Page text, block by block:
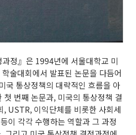
과정』은 1994년에 서울대학교 미
술대회에서 발표된 논문을 다듬어
국 통상정책의 대략적인 흐름을 아
번째 논문과, 미국의 통상정책 결
, USTR, 이익단체를 비롯한 사회세
이 각각 수행하는 역할과 그 과정